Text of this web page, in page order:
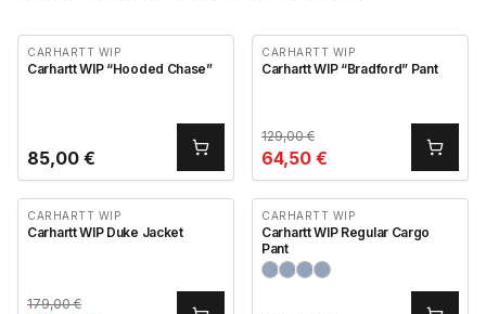
CARHARTT WIP
Carhartt WIP “Hooded Chase”
85,00 €
CARHARTT WIP
Carhartt WIP “Bradford” Pant
129,00€
64,50 €
CARHARTT WIP
Carhartt WIP Duke Jacket
179,00€
CARHARTT WIP
Carhartt WIP Regular Cargo
Pant